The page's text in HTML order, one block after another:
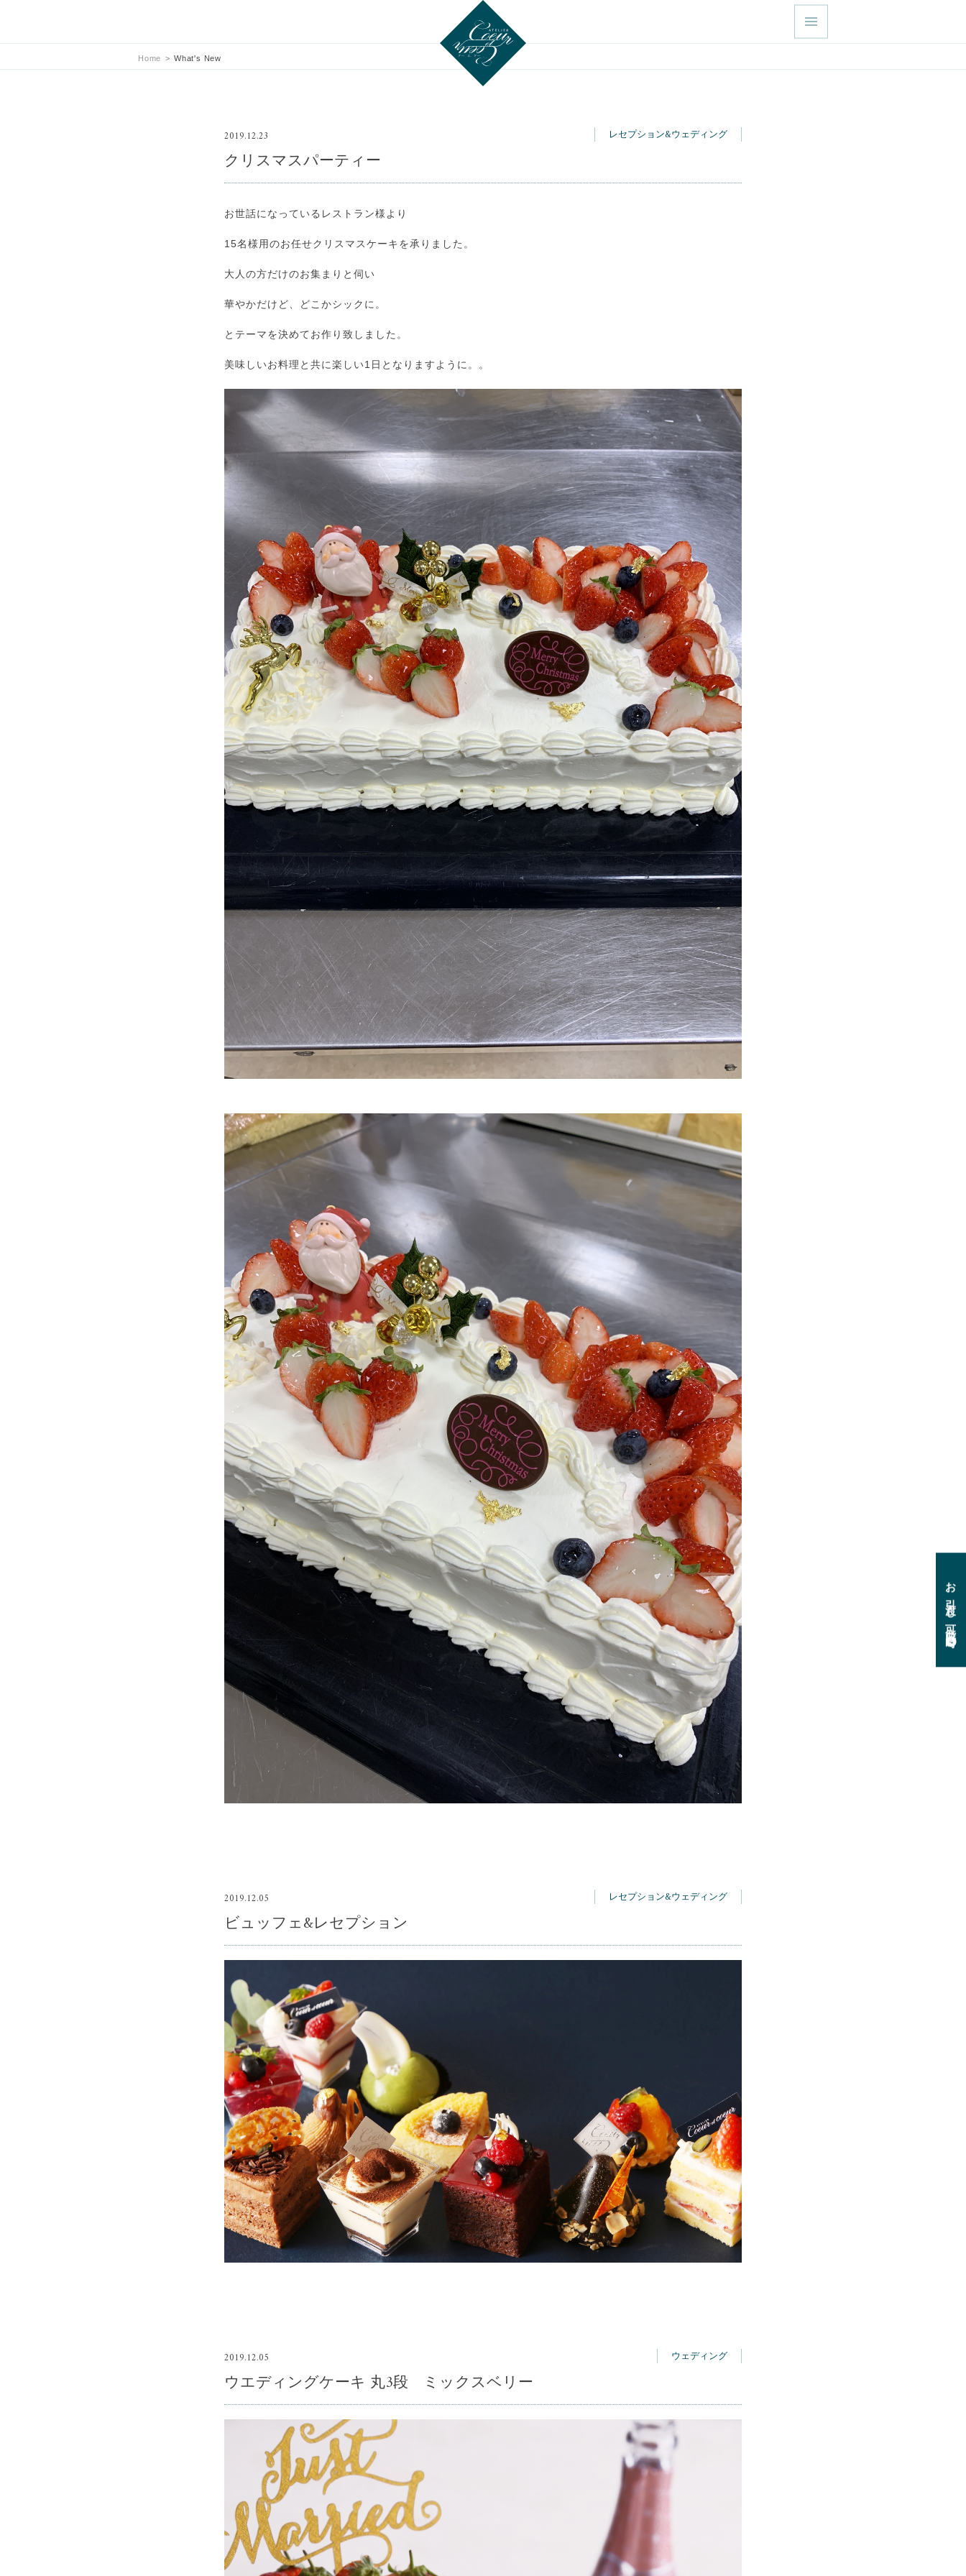
Home > What's New
レセプション&ウェディング
2019.12.23
クリスマスパーティー
お世話になっているレストラン様より
15名様用のお任せクリスマスケーキを承りました。
大人の方だけのお集まりと伺い
華やかだけど、どこかシックに。
とテーマを決めてお作り致しました。
美味しいお料理と共に楽しい1日となりますように。。
レセプション&ウェディング
2019.12.05
ビュッフェ&レセプション
ウェディング
2019.12.05
ウエディングケーキ 丸3段 ミックスベリー
お引渡し可能日時